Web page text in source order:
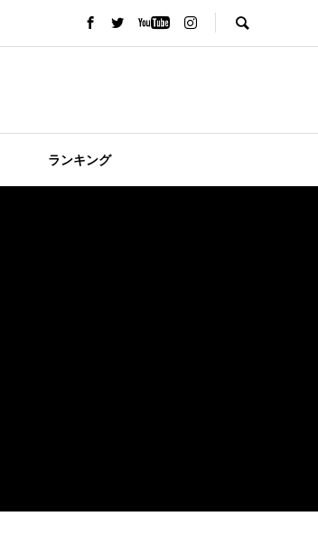
ランキング